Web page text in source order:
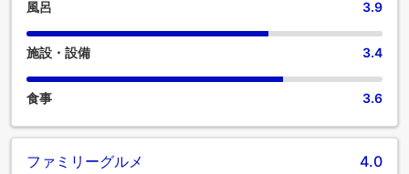
風呂 3.9
施設・設備 3.4
食事 3.6
ファミリーグルメ 4.0